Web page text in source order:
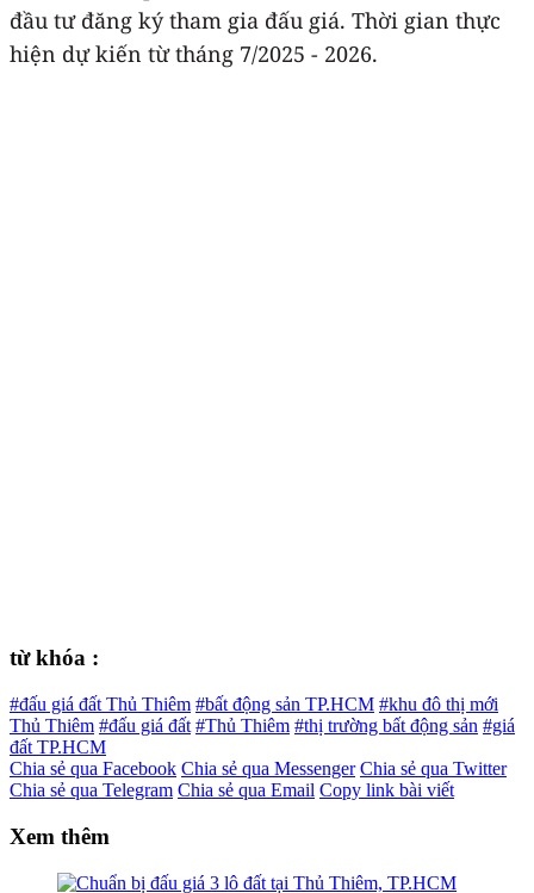
đầu tư đăng ký tham gia đấu giá. Thời gian thực
hiện dự kiến từ tháng 7/2025 - 2026.
từ khóa :
#đấu giá đất Thủ Thiêm #bất động sản TP.HCM #khu đô thị mới
Thủ Thiêm #đấu giá đất #Thủ Thiêm #thị trường bất động sản #giá
đất TP.HCM
Chia sẻ qua Facebook Chia sẻ qua Messenger Chia sẻ qua Twitter
Chia sẻ qua Telegram Chia sẻ qua Email Copy link bài viết
Xem thêm